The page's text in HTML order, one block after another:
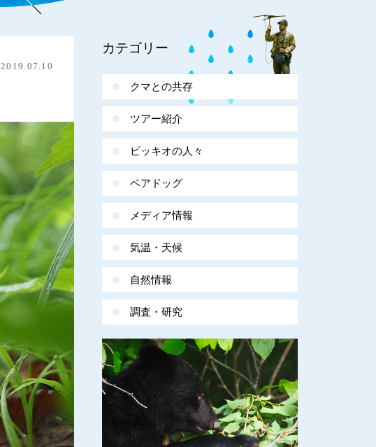
2019.07.10
カテゴリー
クマとの共存
ツアー紹介
ピッキオの人々
ベアドッグ
メディア情報
気温・天候
自然情報
調査・研究